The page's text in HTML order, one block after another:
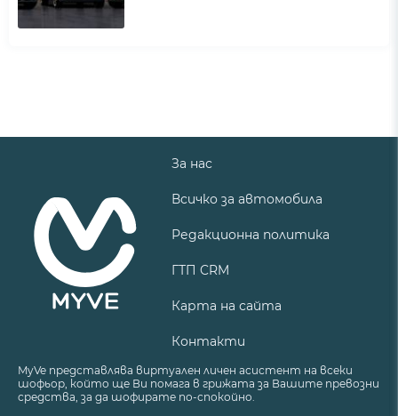
За нас
Всичко за автомобила
Редакционна политика
ГТП CRM
Карта на сайта
Контакти
MyVe представлява виртуален личен асистент на всеки
шофьор, който ще Ви помага в грижата за Вашите превозни
средства, за да шофирате по-спокойно.